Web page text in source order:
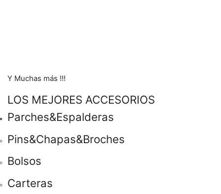
Y Muchas más !!!
LOS MEJORES ACCESORIOS
Parches&Espalderas
Pins&Chapas&Broches
Bolsos
Carteras